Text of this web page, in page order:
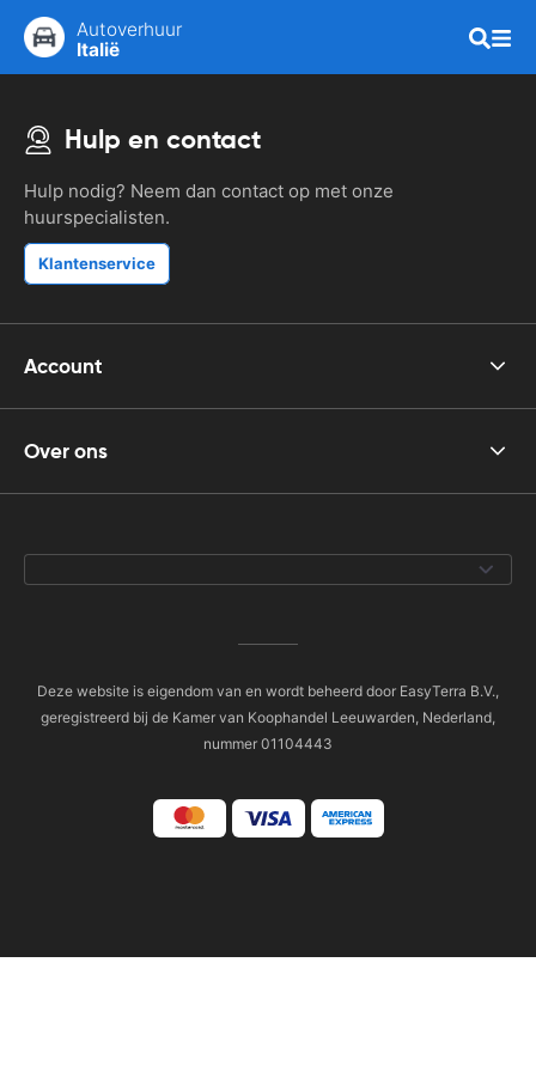
Autoverhuur
Italië
Hulp en contact
Hulp nodig? Neem dan contact op met onze
huurspecialisten.
Klantenservice
Account
Over ons
Deze website is eigendom van en wordt beheerd door EasyTerra B.V.,
geregistreerd bij de Kamer van Koophandel Leeuwarden, Nederland,
nummer 01104443